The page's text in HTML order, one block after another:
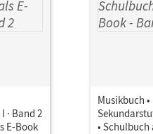
· Band 2
E-Book
Musikbuch •
• Schulbuch